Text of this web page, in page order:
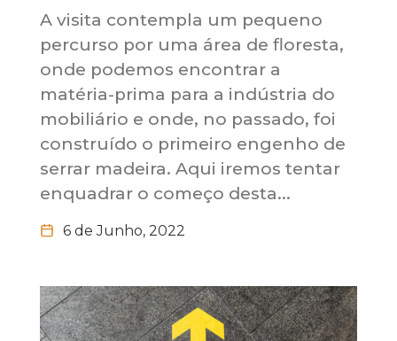
A visita contempla um pequeno
percurso por uma área de floresta,
onde podemos encontrar a
matéria-prima para a indústria do
mobiliário e onde, no passado, foi
construído o primeiro engenho de
serrar madeira. Aqui iremos tentar
enquadrar o começo desta...
6 de Junho, 2022